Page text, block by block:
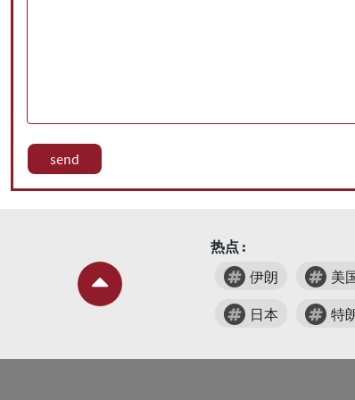
热点 :
伊朗
美
日本 特